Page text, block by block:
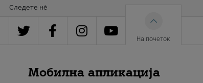
Следете нè
На почеток
Мобилна апликација